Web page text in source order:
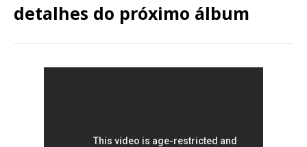
detalhes do próximo álbum